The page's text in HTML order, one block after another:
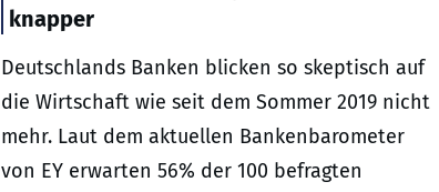
knapper
Deutschlands Banken blicken so skeptisch auf
die Wirtschaft wie seit dem Sommer 2019 nicht
mehr. Laut dem aktuellen Bankenbarometer
von EY erwarten 56% der 100 befragten